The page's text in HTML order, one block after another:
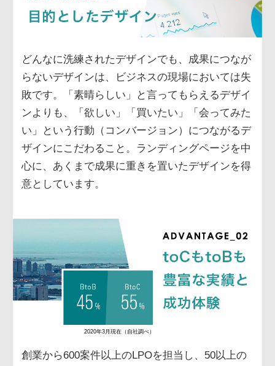
どんなに洗練されたデザインでも、成果につなが
らないデザインは、ビジネスの現場においては失
敗です。「素晴らしい」と言ってもらえるデザイ
ンよりも、「欲しい」「買いたい」「会ってみた
い」という行動（コンバージョン）につながるデ
ザインにこだわること。ランディングページを中
心に、あくまで成果に重きを置いたデザインを得
意としています。
2020年3月現在（自社調べ）
創業から600案件以上のLPOを担当し、50以上の